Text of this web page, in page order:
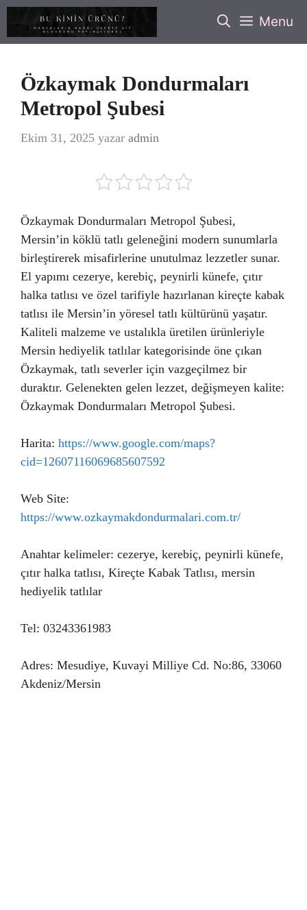
İçeriğe
Menu
Özkaymak Dondurmaları
Metropol Şubesi
Ekim 31, 2025 yazar admin
Özkaymak Dondurmaları Metropol Şubesi,
Mersin’in köklü tatlı geleneğini modern sunumlarla
birleştirerek misafirlerine unutulmaz lezzetler sunar.
El yapımı cezerye, kerebiç, peynirli künefe, çıtır
halka tatlısı ve özel tarifiyle hazırlanan kireçte kabak
tatlısı ile Mersin’in yöresel tatlı kültürünü yaşatır.
Kaliteli malzeme ve ustalıkla üretilen ürünleriyle
Mersin hediyelik tatlılar kategorisinde öne çıkan
Özkaymak, tatlı severler için vazgeçilmez bir
duraktır. Gelenekten gelen lezzet, değişmeyen kalite:
Özkaymak Dondurmaları Metropol Şubesi.
Harita: https://www.google.com/maps?
cid=12607116069685607592
Web Site:
https://www.ozkaymakdondurmalari.com.tr/
Anahtar kelimeler: cezerye, kerebiç, peynirli künefe,
çıtır halka tatlısı, Kireçte Kabak Tatlısı, mersin
hediyelik tatlılar
Tel: 03243361983
Adres: Mesudiye, Kuvayi Milliye Cd. No:86, 33060
Akdeniz/Mersin